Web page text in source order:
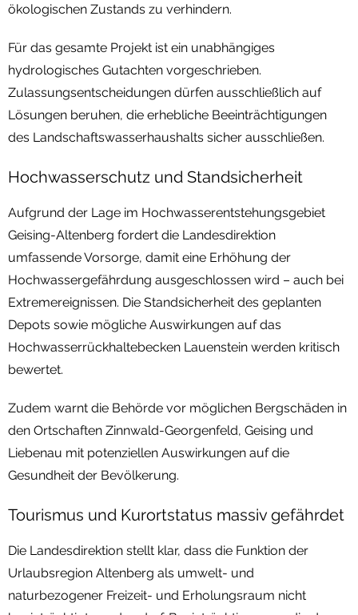
ökologischen Zustands zu verhindern.
Für das gesamte Projekt ist ein unabhängiges
hydrologisches Gutachten vorgeschrieben.
Zulassungsentscheidungen dürfen ausschließlich auf
Lösungen beruhen, die erhebliche Beeinträchtigungen
des Landschaftswasserhaushalts sicher ausschließen.
Hochwasserschutz und Standsicherheit
Aufgrund der Lage im Hochwasserentstehungsgebiet
Geising-Altenberg fordert die Landesdirektion
umfassende Vorsorge, damit eine Erhöhung der
Hochwassergefährdung ausgeschlossen wird – auch bei
Extremereignissen. Die Standsicherheit des geplanten
Depots sowie mögliche Auswirkungen auf das
Hochwasserrückhaltebecken Lauenstein werden kritisch
bewertet.
Zudem warnt die Behörde vor möglichen Bergschäden in
den Ortschaften Zinnwald-Georgenfeld, Geising und
Liebenau mit potenziellen Auswirkungen auf die
Gesundheit der Bevölkerung.
Tourismus und Kurortstatus massiv gefährdet
Die Landesdirektion stellt klar, dass die Funktion der
Urlaubsregion Altenberg als umwelt- und
naturbezogener Freizeit- und Erholungsraum nicht